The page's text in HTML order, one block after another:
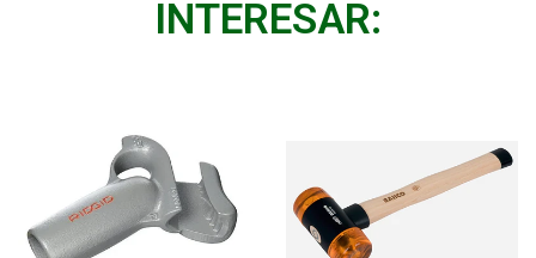
INTERESAR: